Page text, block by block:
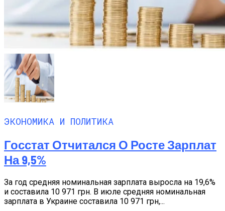
ЭКОНОМИКА И ПОЛИТИКА
Госстат Отчитался О Росте Зарплат
На 9,5%
За год средняя номинальная зарплата выросла на 19,6%
и составила 10 971 грн. В июле средняя номинальная
зарплата в Украине составила 10 971 грн,...